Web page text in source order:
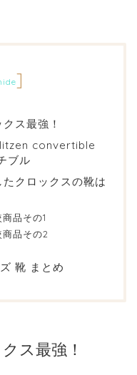
]
ス最強！
convertible
ブル
クロックスの靴は
品その1
品その2
靴 まとめ
ス最強！